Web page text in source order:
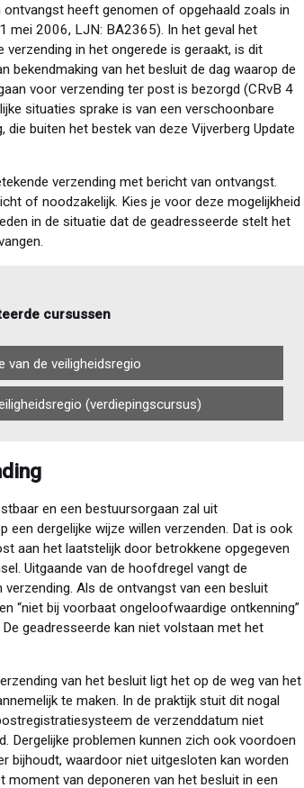
heeft genomen of opgehaald zoals in
mei 2006, LJN: BA2365). In het geval het
in het ongerede is geraakt, is dit
bekendmaking van het besluit de dag waarop de
voor verzending ter post is bezorgd (CRvB 4
situaties sprake is van een verschoonbare
buiten het bestek van deze Vijverberg Update
verzending met bericht van ontvangst.
of noodzakelijk. Kies je voor deze mogelijkheid
in de situatie dat de geadresseerde stelt het
cursussen
van de veiligheidsregio
(verdiepingscursus)
en een bestuursorgaan zal uit
een dergelijke wijze willen verzenden. Dat is ook
aan het laatstelijk door betrokkene opgegeven
Uitgaande van de hoofdregel vangt de
Als de ontvangst van een besluit
“niet bij voorbaat ongeloofwaardige ontkenning”
geadresseerde kan niet volstaan met het
van het besluit ligt het op de weg van het
te maken. In de praktijk stuit dit nogal
de verzenddatum niet
Dergelijke problemen kunnen zich ook voordoen
bijhoudt, waardoor niet uitgesloten kan worden
van deponeren van het besluit in een